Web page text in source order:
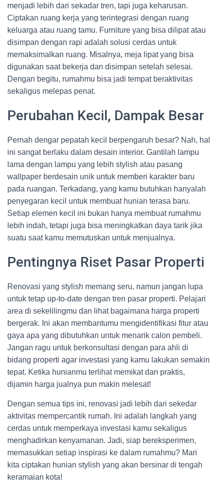
menjadi lebih dari sekadar tren, tapi juga keharusan.
Ciptakan ruang kerja yang terintegrasi dengan ruang
keluarga atau ruang tamu. Furniture yang bisa dilipat atau
disimpan dengan rapi adalah solusi cerdas untuk
memaksimalkan ruang. Misalnya, meja lipat yang bisa
digunakan saat bekerja dan disimpan setelah selesai.
Dengan begitu, rumahmu bisa jadi tempat beraktivitas
sekaligus melepas penat.
Perubahan Kecil, Dampak Besar
Pernah dengar pepatah kecil berpengaruh besar? Nah, hal
ini sangat berlaku dalam desain interior. Gantilah lampu
lama dengan lampu yang lebih stylish atau pasang
wallpaper berdesain unik untuk memberi karakter baru
pada ruangan. Terkadang, yang kamu butuhkan hanyalah
penyegaran kecil untuk membuat hunian terasa baru.
Setiap elemen kecil ini bukan hanya membuat rumahmu
lebih indah, tetapi juga bisa meningkatkan daya tarik jika
suatu saat kamu memutuskan untuk menjualnya.
Pentingnya Riset Pasar Properti
Renovasi yang stylish memang seru, namun jangan lupa
untuk tetap up-to-date dengan tren pasar properti. Pelajari
area di sekelilingmu dan lihat bagaimana harga properti
bergerak. Ini akan membantumu mengidentifikasi fitur atau
gaya apa yang dibutuhkan untuk menarik calon pembeli.
Jangan ragu untuk berkonsultasi dengan para ahli di
bidang properti agar investasi yang kamu lakukan semakin
tepat. Ketika hunianmu terlihat memikat dan praktis,
dijamin harga jualnya pun makin melesat!
Dengan semua tips ini, renovasi jadi lebih dari sekedar
aktivitas mempercantik rumah. Ini adalah langkah yang
cerdas untuk memperkaya investasi kamu sekaligus
menghadirkan kenyamanan. Jadi, siap bereksperimen,
memasukkan setiap inspirasi ke dalam rumahmu? Mari
kita ciptakan hunian stylish yang akan bersinar di tengah
keramaian kota!